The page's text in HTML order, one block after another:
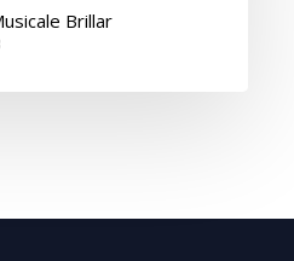
Brillar